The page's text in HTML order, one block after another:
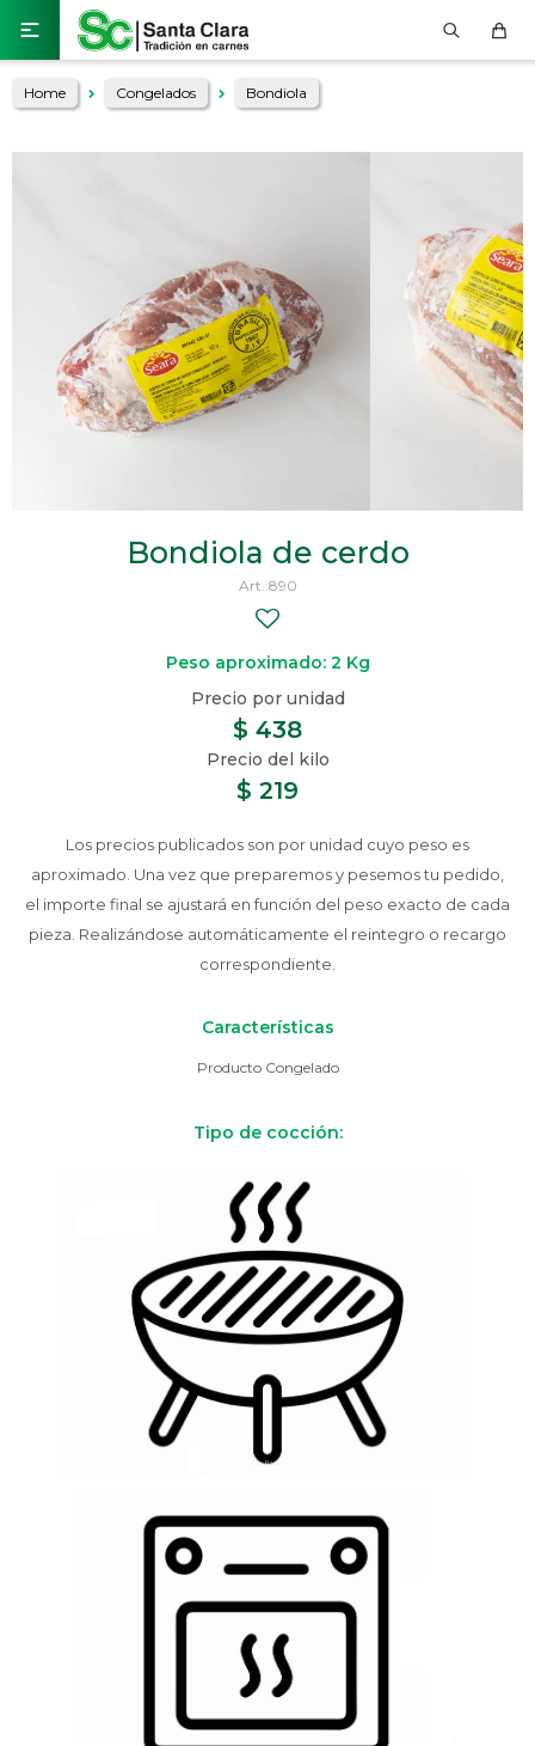

Home Congelados Bondiola
Bondiola de cerdo
890
Peso aproximado: 2 Kg
$ 219
$ 438
Los precios publicados son por unidad cuyo peso es
aproximado. Una vez que preparemos y pesemos tu pedido,
el importe final se ajustará en función del peso exacto de cada
pieza. Realizándose automáticamente el reintegro o recargo
correspondiente.
Características
Producto Congelado
Tipo de cocción: